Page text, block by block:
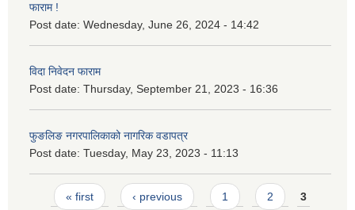
फाराम !
Post date: Wednesday, June 26, 2024 - 14:42
विदा निवेदन फाराम
Post date: Thursday, September 21, 2023 - 16:36
फुङलिङ नगरपालिकाको नागरिक वडापत्र
Post date: Tuesday, May 23, 2023 - 11:13
Pages
« first ‹ previous 1 2 3